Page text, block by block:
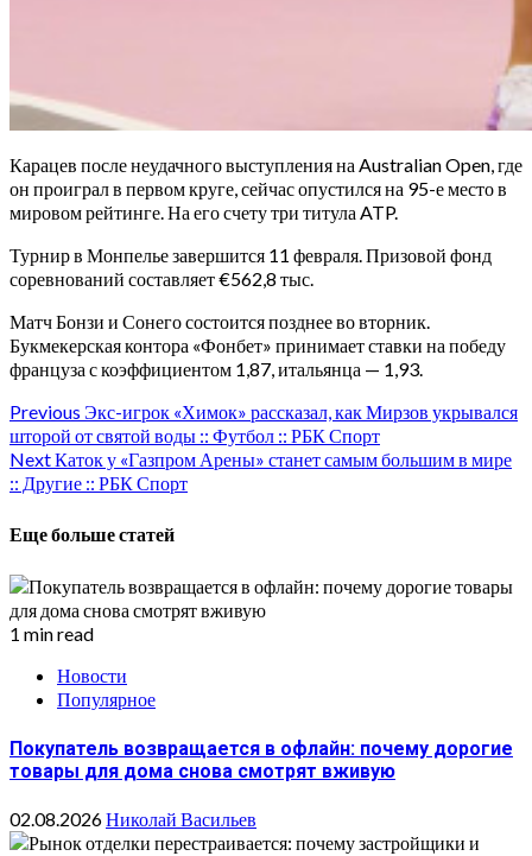
Карацев после неудачного выступления на Australian Open, где
он проиграл в первом круге, сейчас опустился на 95-е место в
мировом рейтинге. На его счету три титула ATP.
Турнир в Монпелье завершится 11 февраля. Призовой фонд
соревнований составляет €562,8 тыс.
Матч Бонзи и Сонего состоится позднее во вторник.
Букмекерская контора «Фонбет» принимает ставки на победу
француза с коэффициентом 1,87, итальянца — 1,93.
Continue
Reading
Previous Экс-игрок «Химок» рассказал, как Мирзов укрывался
шторой от святой воды :: Футбол :: РБК Спорт
NextКаток у «Газпром Арены» станет самым большим в мире
:: Другие :: РБК Спорт
Еще больше статей
1 min read
Новости
Популярное
Покупатель возвращается в офлайн: почему дорогие
товары для дома снова смотрят вживую
02.08.2026Николай Васильев